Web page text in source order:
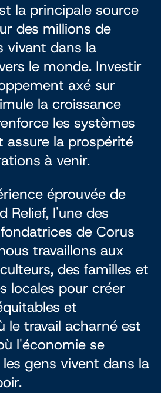
la principale source
des millions de
vivant dans la
le monde. Investir
axé sur
la croissance
les systèmes
assure la prospérité
à venir.
éprouvée de
Relief, l'une des
de Corus
travaillons aux
des familles et
locales pour créer
et
le travail acharné est
l'économie se
gens vivent dans la